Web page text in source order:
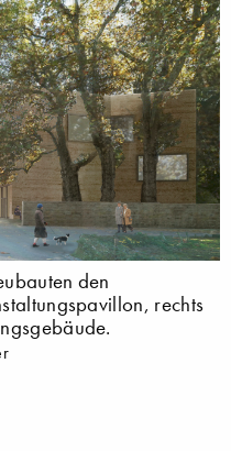
den
rechts